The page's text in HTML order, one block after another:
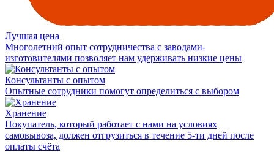
Лучшая цена
Многолетний опыт сотрудничества с заводами-
изготовителями позволяет нам удерживать низкие цены
Консультанты с опытом
Опытные сотрудники помогут определиться с выбором
Хранение
Покупатель, который работает с нами на условиях
самовывоза, должен отгрузиться в течение 5-ти дней после
оплаты счёта